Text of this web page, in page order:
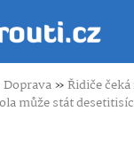
Doprava»Řidiče
může stát